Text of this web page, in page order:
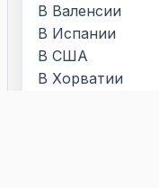
В Валенсии
В Испании
В США
В Хорватии